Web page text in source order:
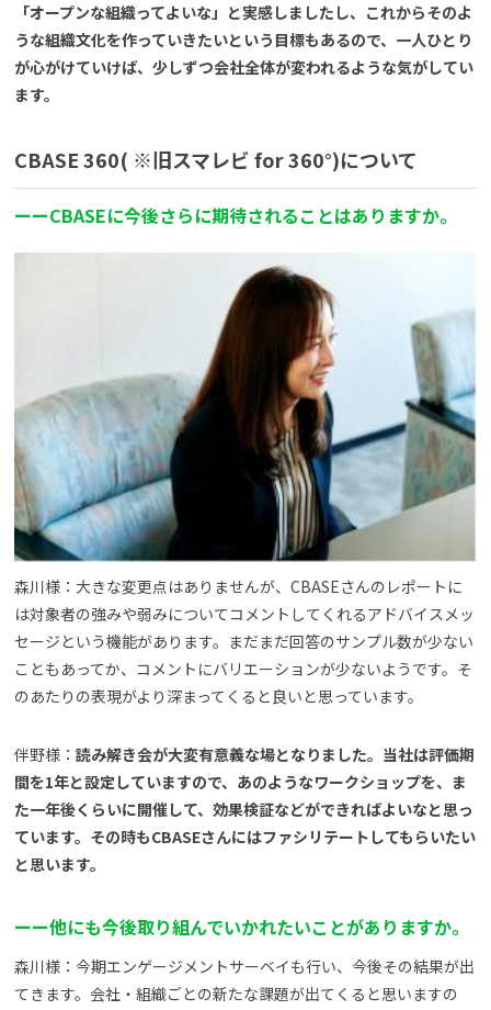
「オープンな組織ってよいな」と実感しましたし、これからそのよ
うな組織文化を作っていきたいという目標もあるので、一人ひとり
が心がけていけば、少しずつ会社全体が変われるような気がしてい
ます。
CBASE 360( ※旧スマレビ for 360°)について
ーーCBASEに今後さらに期待されることはありますか。
森川様：大きな変更点はありませんが、CBASEさんのレポートに
は対象者の強みや弱みについてコメントしてくれるアドバイスメッ
セージという機能があります。まだまだ回答のサンプル数が少ない
こともあってか、コメントにバリエーションが少ないようです。そ
のあたりの表現がより深まってくると良いと思っています。
伴野様： 読み解き会が大変有意義な場となりました。当社は評価期
間を1年と設定していますので、あのようなワークショップを、ま
た一年後くらいに開催して、効果検証などができればよいなと思っ
ています。その時もCBASEさんにはファシリテートしてもらいたい
と思います。
ーー他にも今後取り組んでいかれたいことがありますか。
森川様：今期エンゲージメントサーベイも行い、今後その結果が出
てきます。会社・組織ごとの新たな課題が出てくると思いますの